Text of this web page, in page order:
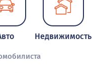
Недвижимость